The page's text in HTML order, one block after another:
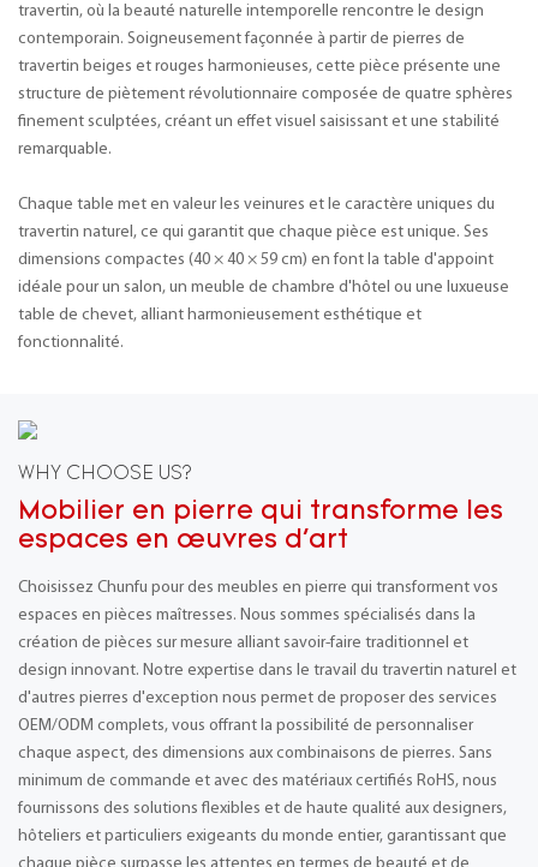
travertin, où la beauté naturelle intemporelle rencontre le design
contemporain. Soigneusement façonnée à partir de pierres de
travertin beiges et rouges harmonieuses, cette pièce présente une
structure de piètement révolutionnaire composée de quatre sphères
finement sculptées, créant un effet visuel saisissant et une stabilité
remarquable.
Chaque table met en valeur les veinures et le caractère uniques du
travertin naturel, ce qui garantit que chaque pièce est unique. Ses
dimensions compactes (40 × 40 × 59 cm) en font la table d'appoint
idéale pour un salon, un meuble de chambre d'hôtel ou une luxueuse
table de chevet, alliant harmonieusement esthétique et
fonctionnalité.
WHY CHOOSE US?
Mobilier en pierre qui transforme les
espaces en œuvres d'art
Choisissez Chunfu pour des meubles en pierre qui transforment vos
espaces en pièces maîtresses. Nous sommes spécialisés dans la
création de pièces sur mesure alliant savoir-faire traditionnel et
design innovant. Notre expertise dans le travail du travertin naturel et
d'autres pierres d'exception nous permet de proposer des services
OEM/ODM complets, vous offrant la possibilité de personnaliser
chaque aspect, des dimensions aux combinaisons de pierres. Sans
minimum de commande et avec des matériaux certifiés RoHS, nous
fournissons des solutions flexibles et de haute qualité aux designers,
hôteliers et particuliers exigeants du monde entier, garantissant que